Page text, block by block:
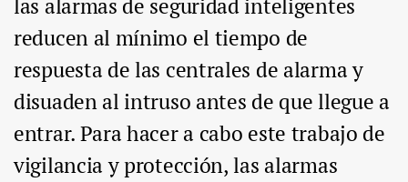
las alarmas de seguridad inteligentes
reducen al mínimo el tiempo de
respuesta de las centrales de alarma y
disuaden al intruso antes de que llegue a
entrar. Para hacer a cabo este trabajo de
vigilancia y protección, las alarmas